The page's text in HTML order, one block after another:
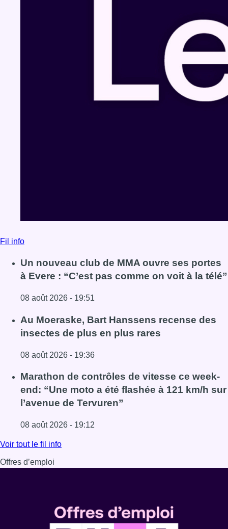
Fil info
Un nouveau club de MMA ouvre ses portes
à Evere : “C’est pas comme on voit à la télé”
08 août 2026 - 19:51
Lire l'article Un nouveau club de MMA ouvre ses portes à
Au Moeraske, Bart Hanssens recense des
insectes de plus en plus rares
08 août 2026 - 19:36
Lire l'article Au Moeraske, Bart Hanssens recense des
Marathon de contrôles de vitesse ce week-
end: “Une moto a été flashée à 121 km/h sur
l’avenue de Tervuren”
08 août 2026 - 19:12
Lire l'article Marathon de contrôles de vitesse ce week-
Voir tout le fil info
Offres d’emploi